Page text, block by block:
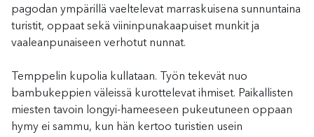
pagodan ympärillä vaeltelevat marraskuisena sunnuntaina
turistit, oppaat sekä viininpunakaapuiset munkit ja
vaaleanpunaiseen verhotut nunnat.
Temppelin kupolia kullataan. Työn tekevät nuo
bambukeppien väleissä kurottelevat ihmiset. Paikallisten
miesten tavoin longyi-hameeseen pukeutuneen oppaan
hymy ei sammu, kun hän kertoo turistien usein